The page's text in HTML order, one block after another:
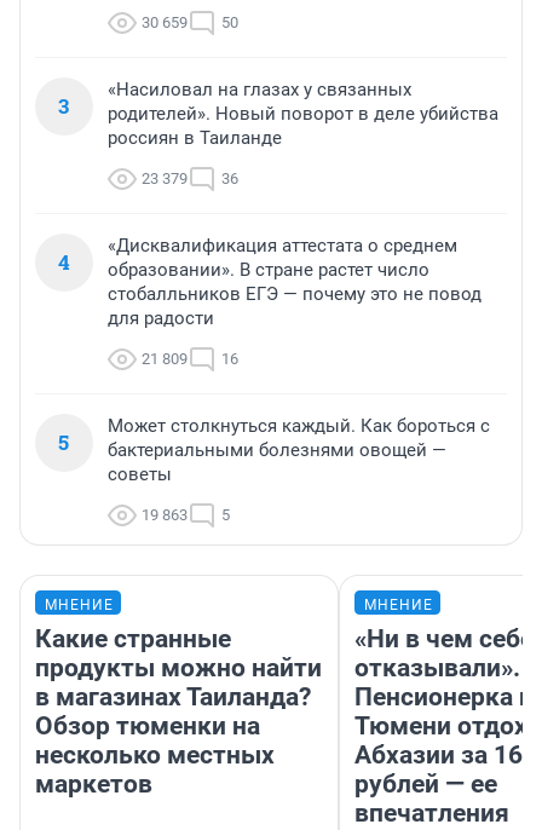
30 659 50
3
«Насиловал на глазах у связанных
родителей». Новый поворот в деле убийства
россиян в Таиланде
23 379 36
4
«Дисквалификация аттестата о среднем
образовании». В стране растет число
стобалльников ЕГЭ — почему это не повод
для радости
21 809 16
5
Может столкнуться каждый. Как бороться с
бактериальными болезнями овощей —
советы
19 863 5
МНЕНИЕ
Какие странные
продукты можно найти
в магазинах Таиланда?
Обзор тюменки на
несколько местных
маркетов
МНЕНИЕ
«Ни в чем себе
отказывали».
Пенсионерка
Тюмени
Абхазии за
рублей — ее
впечатления